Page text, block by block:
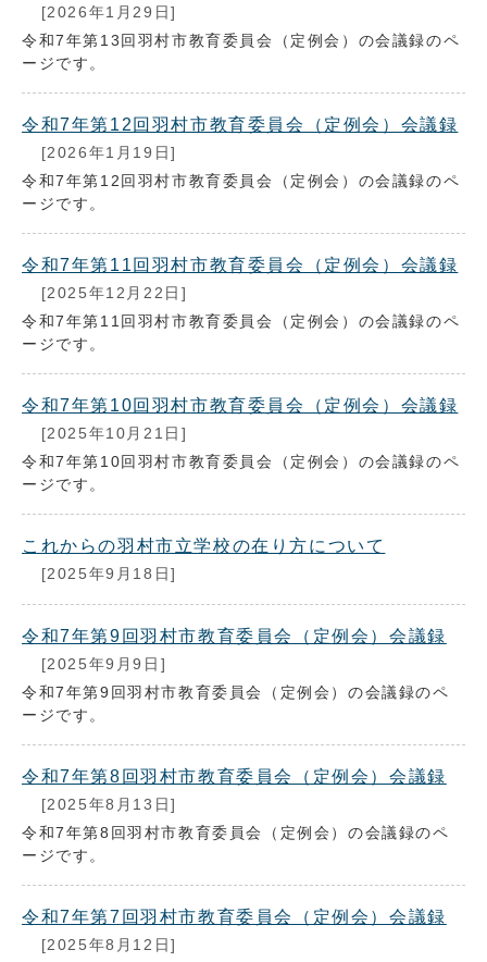
[2026年1月29日]
令和7年第13回羽村市教育委員会（定例会）の会議録のペ
ージです。
令和7年第12回羽村市教育委員会（定例会）会議録
[2026年1月19日]
令和7年第12回羽村市教育委員会（定例会）の会議録のペ
ージです。
令和7年第11回羽村市教育委員会（定例会）会議録
[2025年12月22日]
令和7年第11回羽村市教育委員会（定例会）の会議録のペ
ージです。
令和7年第10回羽村市教育委員会（定例会）会議録
[2025年10月21日]
令和7年第10回羽村市教育委員会（定例会）の会議録のペ
ージです。
これからの羽村市立学校の在り方について
[2025年9月18日]
令和7年第9回羽村市教育委員会（定例会）会議録
[2025年9月9日]
令和7年第9回羽村市教育委員会（定例会）の会議録のペ
ージです。
令和7年第8回羽村市教育委員会（定例会）会議録
[2025年8月13日]
令和7年第8回羽村市教育委員会（定例会）の会議録のペ
ージです。
令和7年第7回羽村市教育委員会（定例会）会議録
[2025年8月12日]